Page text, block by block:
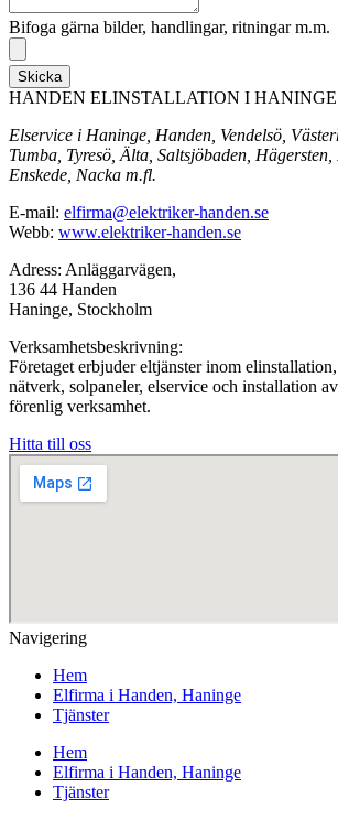
Bifoga gärna bilder, handlingar, ritningar m.m.
Skicka
HANDEN ELINSTALLATION I HANINGE
Elservice i Haninge, Handen, Vendelsö,
Tumba, Tyresö, Älta, Saltsjöbaden,
Enskede, Nacka m.fl.
E-mail: elfirma@elektriker-handen.se
Webb: www.elektriker-handen.se
Adress: Anläggarvägen,
136 44 Handen
Haninge, Stockholm
Verksamhetsbeskrivning:
Företaget erbjuder eltjänster inom
nätverk, solpaneler, elservice och installation
förenlig verksamhet.
Hitta till oss
Navigering
Hem
Elfirma i Handen, Haninge
Tjänster
Hem
Elfirma i Handen, Haninge
Tjänster